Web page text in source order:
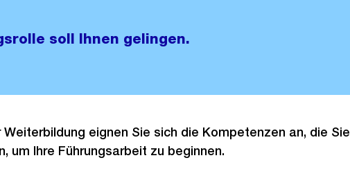
soll Ihnen gelingen.
Weiterbildung eignen Sie sich die Kompetenzen an, die Sie
um Ihre Führungsarbeit zu beginnen.